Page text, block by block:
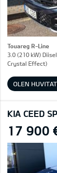
Touareg R-Line
3.0 (210 kW)
Crystal Effect)
OLEN
KIA CEED
17 900